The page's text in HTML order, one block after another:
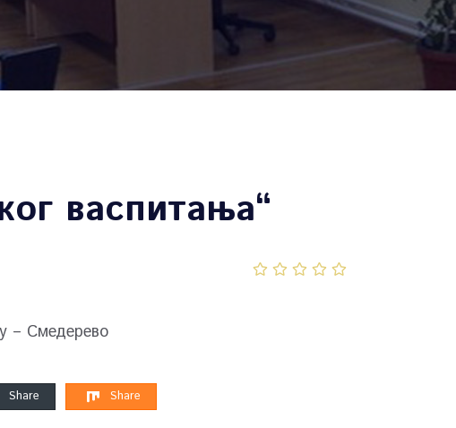
васпитања“
– Смедерево
Share Share